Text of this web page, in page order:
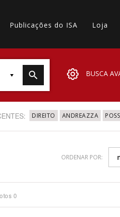
Publicações do ISA Loja
BUSCA
DIREITO ANDREAZZA
ORDENAR POR:
0